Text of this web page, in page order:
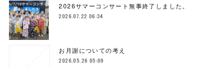
2026サマーコンサート無事終了しました。
2026.07.22 06:34
お月謝についての考え
2026.05.26 05:09